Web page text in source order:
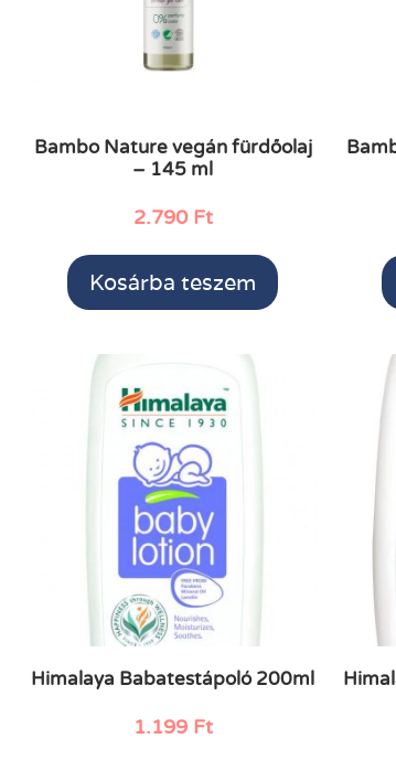
Bambo Nature vegán fürdőolaj
– 145 ml
2.790 Ft
Kosárba teszem
Himalaya Babatestápoló 200ml
1.199 Ft